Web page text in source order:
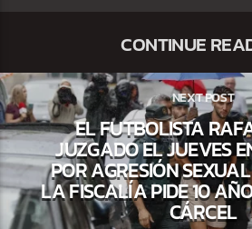
CONTINUE
NEXT POST
EL FUTBOLISTA
JUZGADO EL JUEVES
POR AGRESIÓN
LA FISCALÍA PIDE 10
CÁRCEL